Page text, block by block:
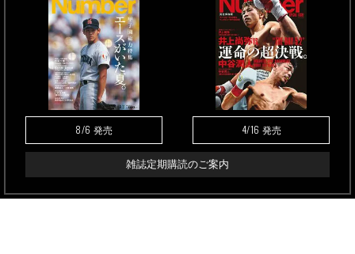
8/6 発売 4/16 発売
雑誌定期購読のご案内